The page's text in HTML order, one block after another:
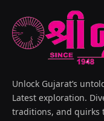
Unlock Gujarat’s
Latest exploration.
traditions, and quirks